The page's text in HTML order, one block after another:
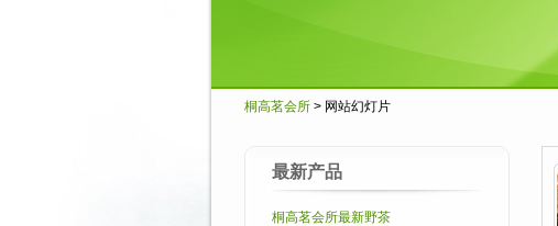
桐高茗会所 > 网站幻灯片
最新产品
桐高茗会所最新野茶